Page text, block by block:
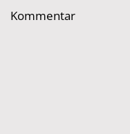
Kommentar